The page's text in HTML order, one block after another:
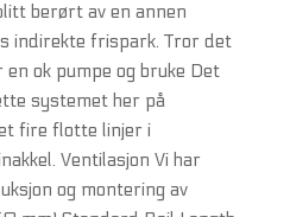
berørt av en annen
indirekte frispark. Tror det
ok pumpe og bruke Det
systemet her på
fire flotte linjer i
Ventilasjon Vi har
og montering av